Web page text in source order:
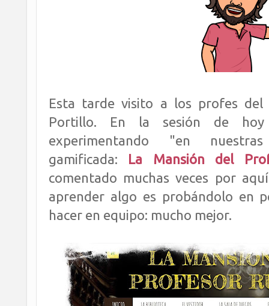
Esta tarde visito a los profes
Portillo. En la sesión de hoy
experimentando "en
gamificada: La Mansión del
comentado muchas veces por
aprender algo es probándolo en
hacer en equipo: mucho mejor.